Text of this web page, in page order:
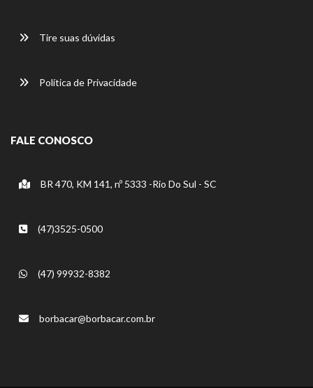
Tire suas dúvidas
Política de Privacidade
FALE CONOSCO
BR 470, KM 141, nº 5333 -Rio Do Sul - SC
(47)3525-0500
(47) 99932-8382
borbacar@borbacar.com.br